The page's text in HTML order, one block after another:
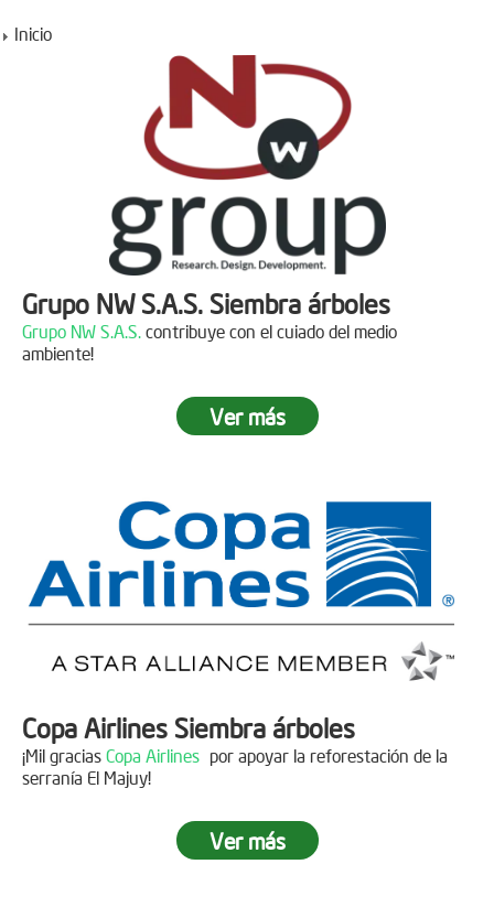
Inicio
Grupo NW S.A.S. Siembra árboles
Grupo NW S.A.S. contribuye con el cuiado del medio
ambiente!
Jornada de reforestación
15 personas
Ver más
Copa Airlines Siembra árboles
¡Mil gracias Copa Airlines por apoyar la reforestación de la
serranía El Majuy!
Siembra en el Páramo Aguas Vivas
Ver más